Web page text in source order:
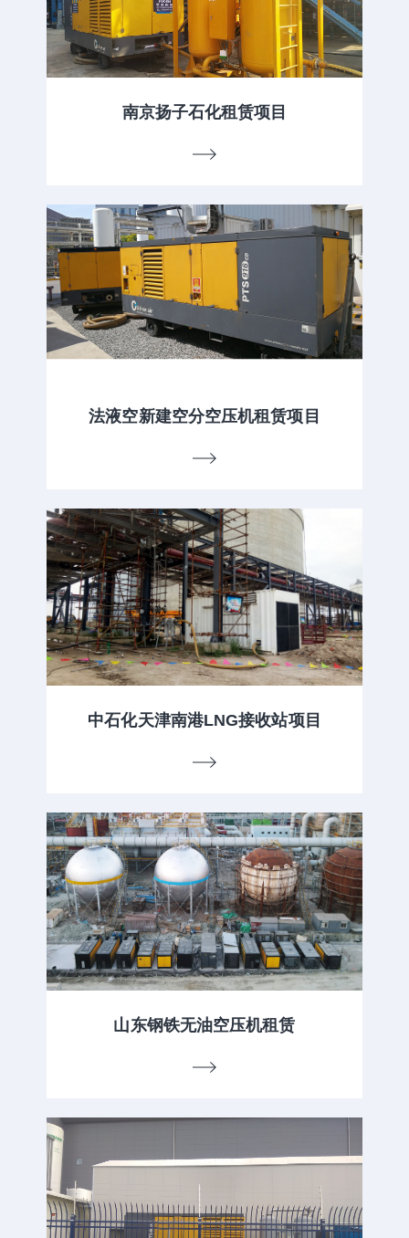
南京扬子石化租赁项目
法液空新建空分空压机租赁项目
中石化天津南港LNG接收站项目
山东钢铁无油空压机租赁